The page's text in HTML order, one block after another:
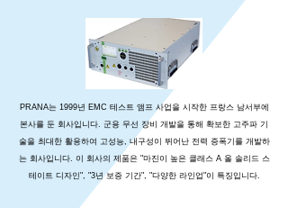
PRANA는 1999년 EMC 테스트 앰프 사업을 시작한 프랑스 남서부에
본사를 둔 회사입니다. 군용 무선 장비 개발을 통해 확보한 고주파 기
술을 최대한 활용하여 고성능, 내구성이 뛰어난 전력 증폭기를 개발하
는 회사입니다. 이 회사의 제품은 "마진이 높은 클래스 A 올 솔리드 스
테이트 디자인", "3년 보증 기간", "다양한 라인업"이 특징입니다.